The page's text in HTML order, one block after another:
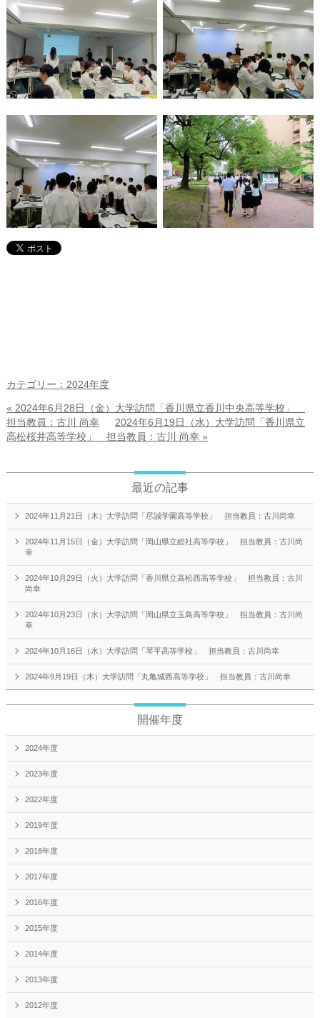
カテゴリー：2024年度
« 2024年6月28日（金）大学訪問「香川県立香川中央高等学校」
担当教員：古川 尚幸
2024年6月19日（水）大学訪問「香川県立
高松桜井高等学校」 担当教員：古川 尚幸 »
最近の記事
2024年11月21日（木）大学訪問「尽誠学園高等学校」 担当教員：古川尚幸
2024年11月15日（金）大学訪問「岡山県立総社高等学校」 担当教員：古川尚
幸
2024年10月29日（火）大学訪問「香川県立高松西高等学校」 担当教員：古川
尚幸
2024年10月23日（水）大学訪問「岡山県立玉島高等学校」 担当教員：古川尚
幸
2024年10月16日（水）大学訪問「琴平高等学校」 担当教員：古川尚幸
2024年9月19日（木）大学訪問「丸亀城西高等学校」 担当教員：古川尚幸
開催年度
2024年度
2023年度
2022年度
2019年度
2018年度
2017年度
2016年度
2015年度
2014年度
2013年度
2012年度